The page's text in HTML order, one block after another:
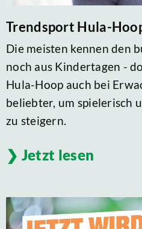
Trendsport Hula-
Die meisten kennen den
noch aus Kindertagen -
Hula-Hoop auch bei
beliebter, um spielerisch
zu steigern.
Jetzt lesen